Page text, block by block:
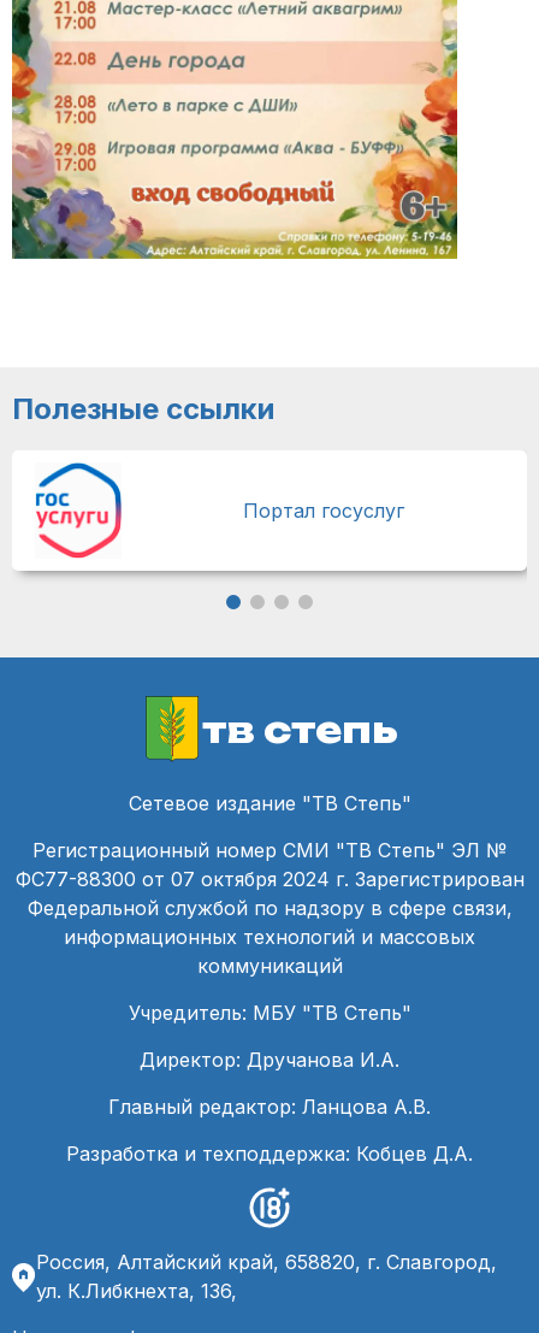
Полезные ссылки
Портал госуслуг
тв степь
Сетевое издание "ТВ Степь"
Регистрационный номер СМИ "ТВ Степь" ЭЛ №
ФС77-88300 от 07 октября 2024 г. Зарегистрирован
Федеральной службой по надзору в сфере связи,
информационных технологий и массовых
коммуникаций
Учредитель: МБУ "ТВ Степь"
Директор: Дручанова И.А.
Главный редактор: Ланцова А.В.
Разработка и техподдержка: Кобцев Д.А.
Россия, Алтайский край, 658820, г. Славгород,
ул. К.Либкнехта, 136,